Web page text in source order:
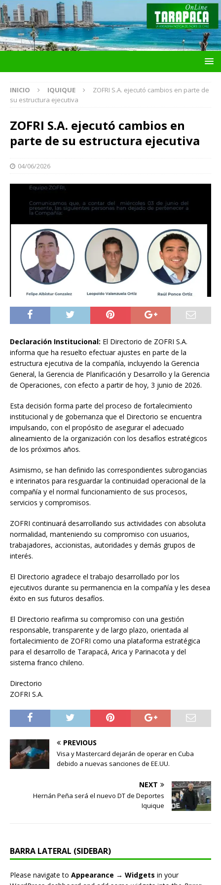
INICIO IQUIQUE
ZOFRI S.A. ejecutó cambios en parte de
su estructura ejecutiva
ZOFRI S.A. ejecutó cambios en
parte de su estructura ejecutiva
04/06/2026
Declaración Institucional: El Directorio de ZOFRI S.A.
informa que ha resuelto efectuar ajustes en parte de la
estructura ejecutiva de la compañía, incluyendo la Gerencia
General, la Gerencia de Planificación y Desarrollo y la Gerencia
de Operaciones, con efecto a partir de hoy, 3 junio de 2026.
Esta decisión forma parte del proceso de fortalecimiento
institucional y de gobernanza que el Directorio se encuentra
impulsando, con el propósito de asegurar el adecuado
alineamiento de la organización con los desafíos estratégicos
de los próximos años.
Asimismo, se han definido las correspondientes subrogancias
e interinatos para resguardar la continuidad operacional de la
compañía y el normal funcionamiento de sus procesos,
servicios y compromisos.
ZOFRI continuará desarrollando sus actividades con absoluta
normalidad, manteniendo su compromiso con usuarios,
trabajadores, accionistas, autoridades y demás grupos de
interés.
El Directorio agradece el trabajo desarrollado por los
ejecutivos durante su permanencia en la compañía y les desea
éxito en sus futuros desafíos.
El Directorio reafirma su compromiso con una gestión
responsable, transparente y de largo plazo, orientada al
fortalecimiento de ZOFRI como una plataforma estratégica
para el desarrollo de Tarapacá, Arica y Parinacota y del
sistema franco chileno.
Directorio
ZOFRI S.A.
PREVIOUS
Visa y Mastercard dejarán de operar en Cuba
debido a nuevas sanciones de EE.UU.
NEXT
Hernán Peña será el nuevo DT de Deportes
Iquique
BARRA LATERAL (SIDEBAR)
Please navigate to Appearance → Widgets in your